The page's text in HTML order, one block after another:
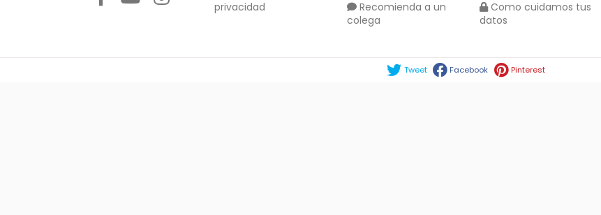
privacidad
Recomienda a un
colega
Como cuidamos tus
datos
Tweet Facebook Pinterest